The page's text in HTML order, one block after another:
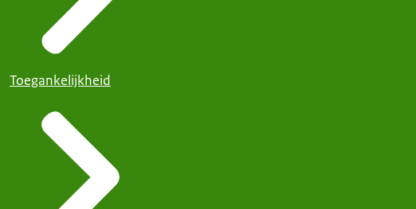
Toegankelijkheid